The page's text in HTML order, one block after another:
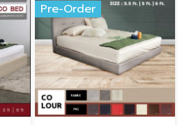
Pre-Order